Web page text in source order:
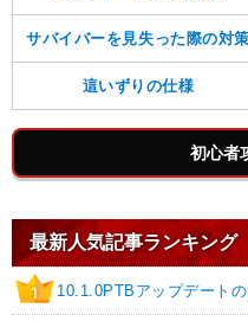
サバイバーを見失った際の対策
這いずりの仕様
初心者
最新人気記事ランキング
1 10.1.0PTBアップデート